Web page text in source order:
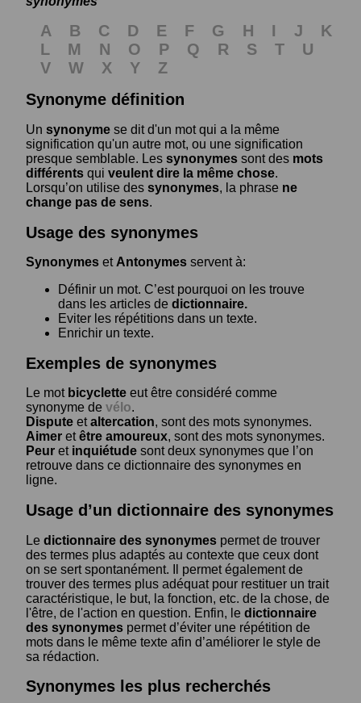
A B C D E F G H I J
K
L
M N O P Q R S T
U
V
W X Y
Z
Synonyme définition
Un synonyme se dit d'un mot qui a la même
signification qu'un autre mot, ou une signification
presque semblable. Les synonymes sont des mots
différents qui veulent dire la même chose.
Lorsqu’on utilise des synonymes, la phrase ne
change pas de sens.
Usage des synonymes
Synonymes et Antonymes servent à:
Définir un mot. C’est pourquoi on les trouve
dans les articles de dictionnaire.
Eviter les répétitions dans un texte.
Enrichir un texte.
Exemples de synonymes
Le mot bicyclette eut être considéré comme
synonyme de vélo.
Dispute etaltercation, sont des mots synonymes.
Aimer etêtre amoureux, sont des mots synonymes.
Peur et inquiétude sont deux synonymes que l’on
retrouve dans ce dictionnaire des synonymes en
ligne.
Usage d’un dictionnaire des synonymes
Le dictionnaire des synonymes permet de trouver
des termes plus adaptés au contexte que ceux dont
on se sert spontanément. Il permet également de
trouver des termes plus adéquat pour restituer un trait
caractéristique, le but, la fonction, etc. de la chose, de
l'être, de l'action en question. Enfin, le dictionnaire
des synonymes permet d’éviter une répétition de
mots dans le même texte afin d’améliorer le style de
sa rédaction.
Synonymes les plus recherchés